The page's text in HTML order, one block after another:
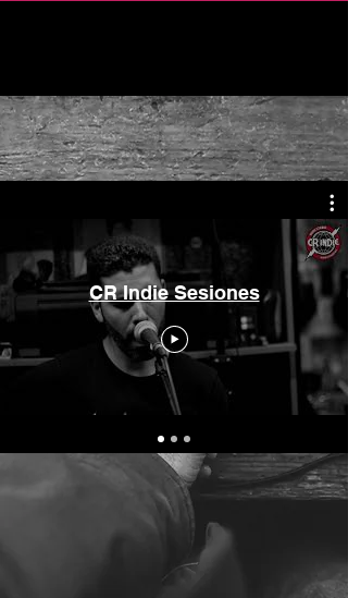
Nuestro Canal
Audiovisual
CR Indie Sesiones
CR Indie Canal Audiovisual es nuestro
espacio dedicado a la producción,
grabaciones, entrevistas y eventos en el
cuál nos dedicamos a promover e
informar acerca del acontecer de la